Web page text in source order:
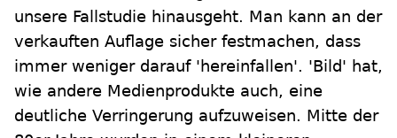
unsere Fallstudie hinausgeht. Man kann an der
verkauften Auflage sicher festmachen, dass
immer weniger darauf 'hereinfallen'. 'Bild' hat,
wie andere Medienprodukte auch, eine
deutliche Verringerung aufzuweisen. Mitte der